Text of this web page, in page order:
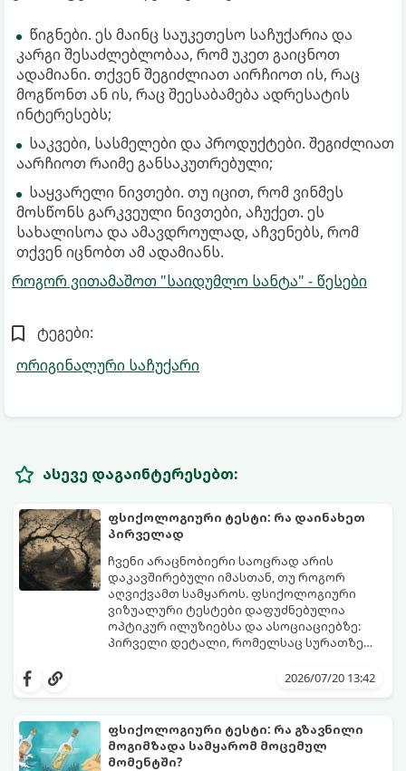
წიგნები. ეს მაინც საუკეთესო საჩუქარია და
კარგი შესაძლებლობაა, რომ უკეთ გაიცნოთ
ადამიანი. თქვენ შეგიძლიათ აირჩიოთ ის, რაც
მოგწონთ ან ის, რაც შეესაბამება ადრესატის
ინტერესებს;
საკვები, სასმელები და პროდუქტები. შეგიძლიათ
აარჩიოთ რაიმე განსაკუთრებული;
საყვარელი ნივთები. თუ იცით, რომ ვინმეს
მოსწონს გარკვეული ნივთები, აჩუქეთ. ეს
სახალისოა და ამავდროულად, აჩვენებს, რომ
თქვენ იცნობთ ამ ადამიანს.
როგორ ვითამაშოთ "საიდუმლო სანტა" - წესები
ტეგები:
ორიგინალური საჩუქარი
ასევე დაგაინტერესებთ:
ფსიქოლოგიური ტესტი: რა დაინახეთ
პირველად
ჩვენი არაცნობიერი საოცრად არის
დაკავშირებული იმასთან, თუ როგორ
აღვიქვამთ სამყაროს. ფსიქოლოგიური
ვიზუალური ტესტები დაფუძნებულია
ოპტიკურ ილუზიებსა და ასოციაციებზე:
პირველი დეტალი, რომელსაც სურათზე
პიროვნების ფარულ მხარეებზე,2026/07/20 13:42
ფსიქოლოგიური ტესტი: რა გზავნილი
მოგიმზადა სამყარომ მოცემულ
მომენტში?